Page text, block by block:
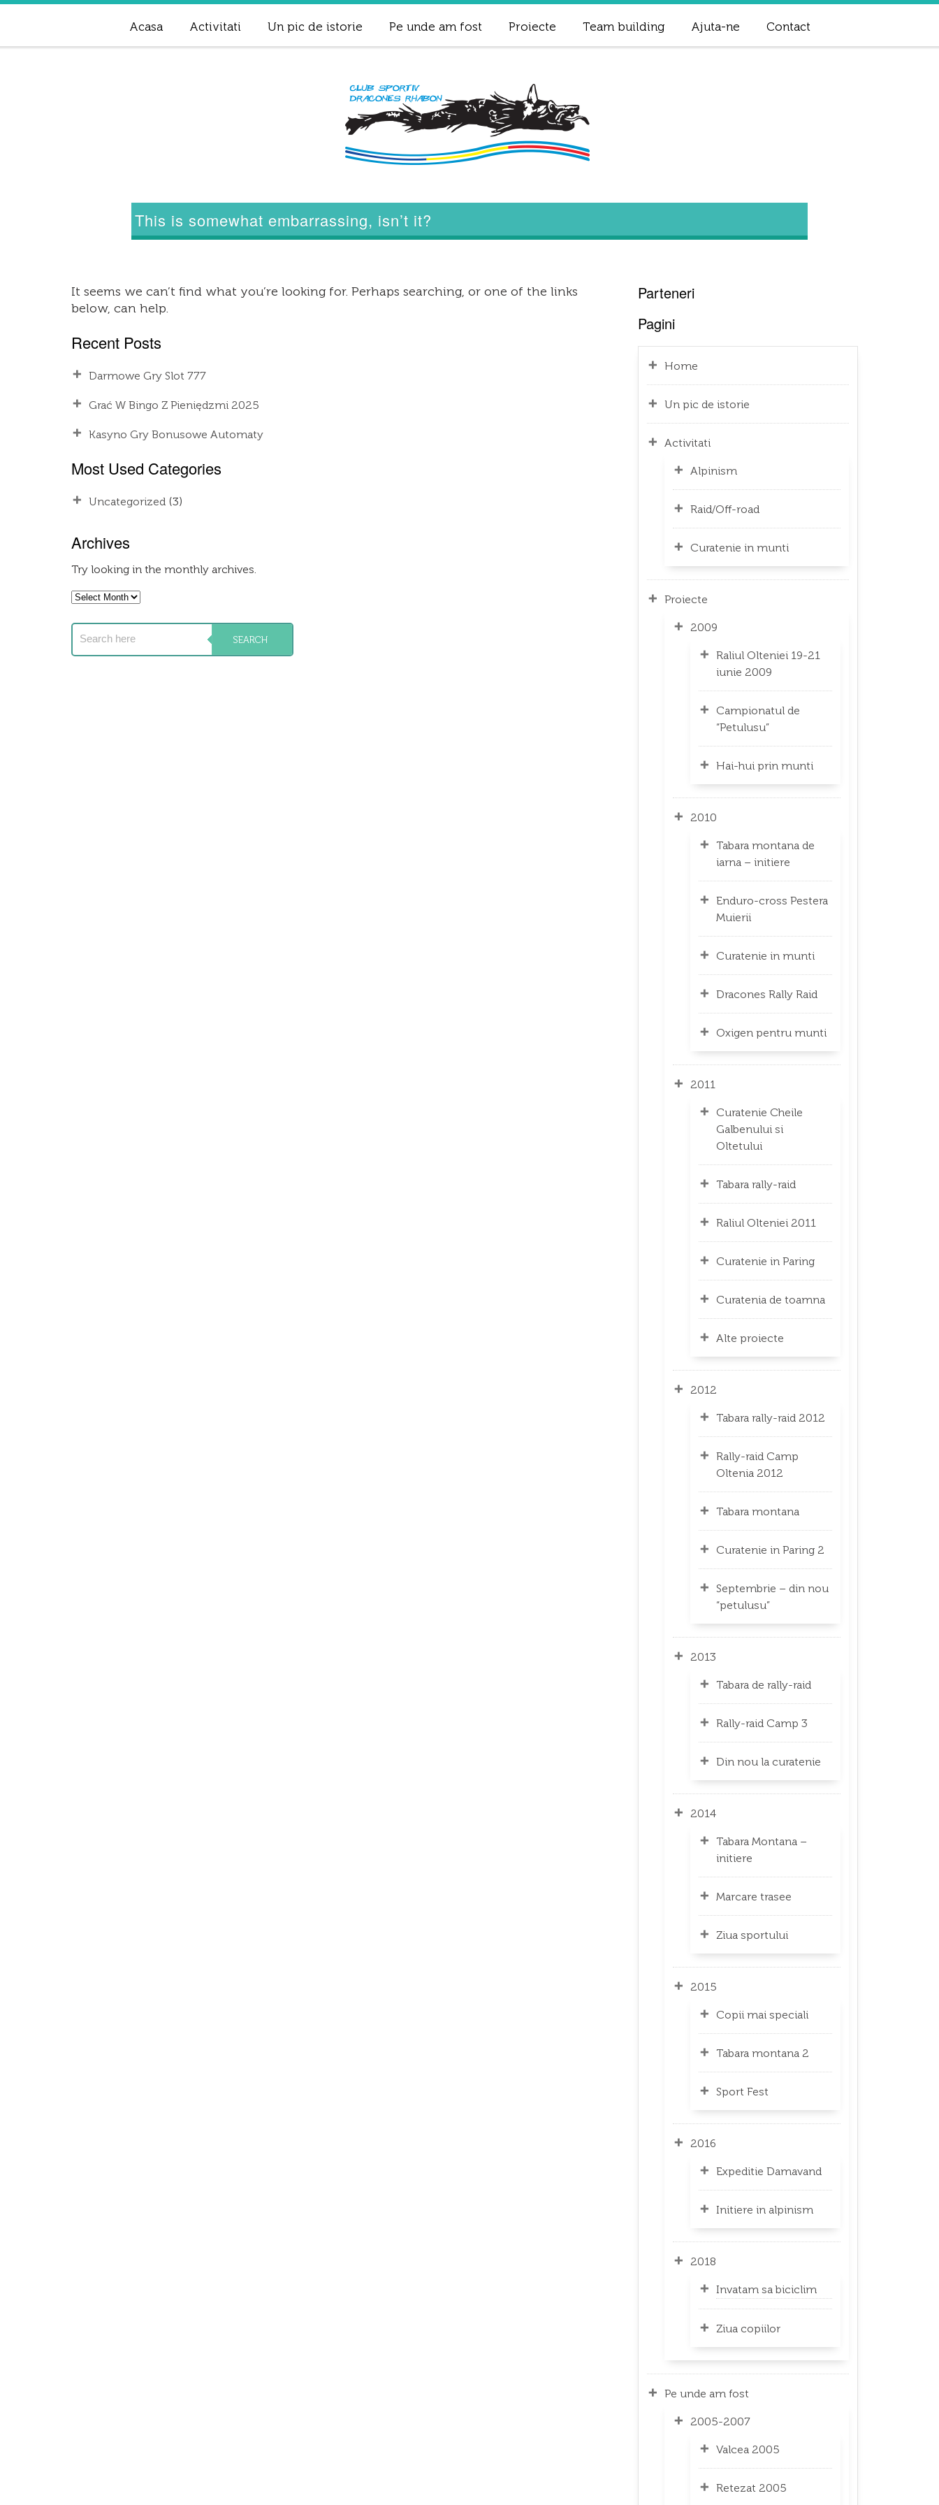
Acasa Activitati Un pic de istorie Pe unde am fost Proiecte Team building Ajuta-ne Contact
This is somewhat embarrassing, isn’t it?
It seems we can’t find what you’re looking for. Perhaps searching, or one of the links
below, can help.
Recent Posts
Darmowe Gry Slot 777
Grać W Bingo Z Pieniędzmi 2025
Kasyno Gry Bonusowe Automaty
Most Used Categories
Uncategorized (3)
Archives
Try looking in the monthly archives.
Archives
Parteneri
Pagini
Home
Un pic de istorie
Activitati
Alpinism
Raid/Off-road
Curatenie in munti
Proiecte
2009
Raliul Olteniei 19-21
iunie 2009
Campionatul de
“Petulusu”
Hai-hui prin munti
2010
Tabara montana de
iarna – initiere
Enduro-cross Pestera
Muierii
Curatenie in munti
Dracones Rally Raid
Oxigen pentru munti
2011
Curatenie Cheile
Galbenului si
Oltetului
Tabara rally-raid
Raliul Olteniei 2011
Curatenie in Paring
Curatenia de toamna
Alte proiecte
2012
Tabara rally-raid 2012
Rally-raid Camp
Oltenia 2012
Tabara montana
Curatenie in Paring 2
Septembrie – din nou
“petulusu”
2013
Tabara de rally-raid
Rally-raid Camp 3
Din nou la curatenie
2014
Tabara Montana –
initiere
Marcare trasee
Ziua sportului
2015
Copii mai speciali
Tabara montana 2
Sport Fest
2016
Expeditie Damavand
Initiere in alpinism
2018
Invatam sa biciclim
Ziua copiilor
Pe unde am fost
2005-2007
Valcea 2005
Retezat 2005